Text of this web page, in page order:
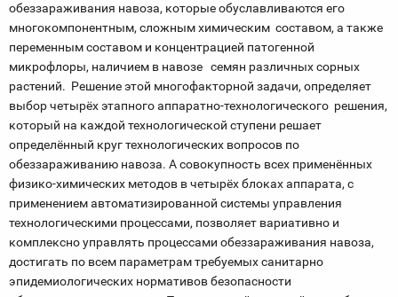
обеззараживания навоза, которые обуславливаются его
многокомпонентным, сложным химическим составом, а также
переменным составом и концентрацией патогенной
микрофлоры, наличием в навозе семян различных сорных
растений. Решение этой многофакторной задачи, определяет
выбор четырёх этапного аппаратно-технологического решения,
который на каждой технологической ступени решает
определённый круг технологических вопросов по
обеззараживанию навоза. А совокупность всех применённых
физико-химических методов в четырёх блоках аппарата, с
применением автоматизированной системы управления
технологическими процессами, позволяет вариативно и
комплексно управлять процессами обеззараживания навоза,
достигать по всем параметрам требуемых санитарно
эпидемиологических нормативов безопасности